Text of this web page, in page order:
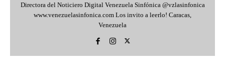
Directora del Noticiero Digital Venezuela Sinfónica @vzlasinfonica
www.venezuelasinfonica.com Los invito a leerlo! Caracas,
Venezuela